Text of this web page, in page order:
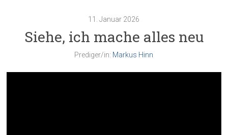
Gemeinde
11. Januar 2026
Siehe, ich mache alles neu
Prediger/in: Markus Hinn